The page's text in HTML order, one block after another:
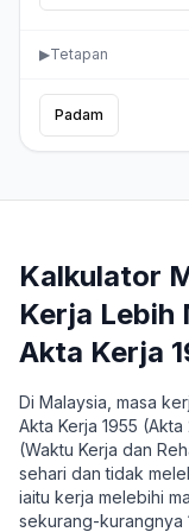
▶Tetapan
Padam
Kalkulator
Kerja Lebih
Akta Kerja
Di Malaysia, masa
Akta Kerja 1955
(Waktu Kerja dan
sehari dan tidak
iaitu kerja melebihi
sekurang-kurangnya